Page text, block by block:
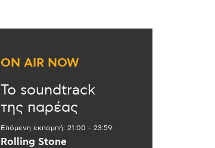
ON AIR NOW
Το soundtrack
της παρέας
Επόμενη εκπομπή: 21:00 - 23:59
Rolling Stone